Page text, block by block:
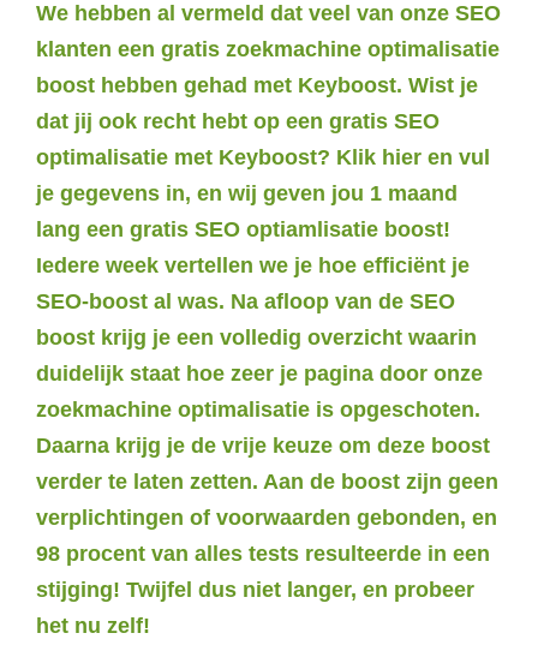
We hebben al vermeld dat veel van onze SEO
klanten een gratis zoekmachine optimalisatie
boost hebben gehad met Keyboost. Wist je
dat jij ook recht hebt op een gratis SEO
optimalisatie met Keyboost? Klik hier en vul
je gegevens in, en wij geven jou 1 maand
lang een gratis SEO optiamlisatie boost!
Iedere week vertellen we je hoe efficiënt je
SEO-boost al was. Na afloop van de SEO
boost krijg je een volledig overzicht waarin
duidelijk staat hoe zeer je pagina door onze
zoekmachine optimalisatie is opgeschoten.
Daarna krijg je de vrije keuze om deze boost
verder te laten zetten. Aan de boost zijn geen
verplichtingen of voorwaarden gebonden, en
98 procent van alles tests resulteerde in een
stijging! Twijfel dus niet langer, en probeer
het nu zelf!